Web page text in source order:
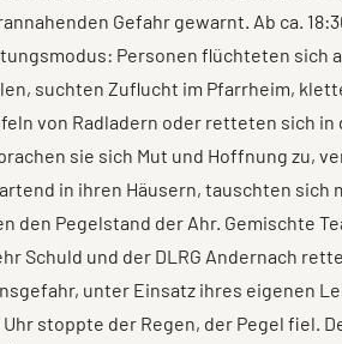
Gefahr gewarnt. Ab ca.
Personen flüchteten sich
suchten Zuflucht im Pfarrheim,
von Radladern oder retteten sich
sie sich Mut und Hoffnung zu,
in ihren Häusern, tauschten sich
den Pegelstand der Ahr. Gemischte
Schuld und der DLRG Andernach
unter Einsatz ihres eigenen
Uhr stoppte der Regen, der Pegel fiel.